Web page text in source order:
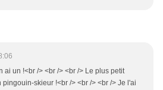
ai un !<br /> <br /> <br /> Le plus petit
pingouin-skieur !<br /> <br /> <br /> Je l'ai